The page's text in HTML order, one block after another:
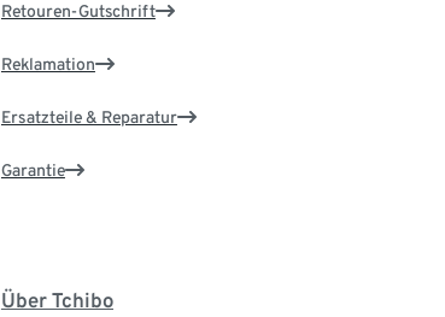
Retouren-Gutschrift
Reklamation
Ersatzteile & Reparatur
Garantie
Über Tchibo